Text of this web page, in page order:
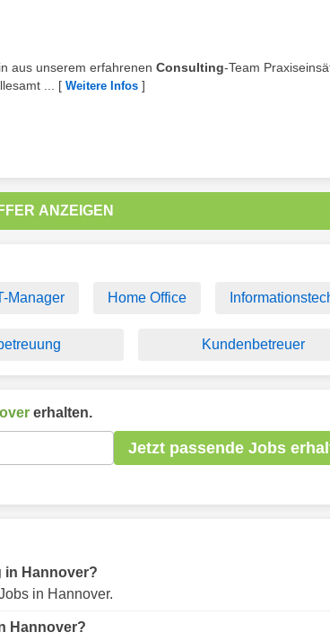
aus unserem erfahrenen Consulting-Team
...
[ Weitere Infos ]
ANZEIGEN
Manager Home Office
Kundenbetreuer
erhalten.
Jetzt passende Jobs
in Hannover?
in Hannover.
Hannover?